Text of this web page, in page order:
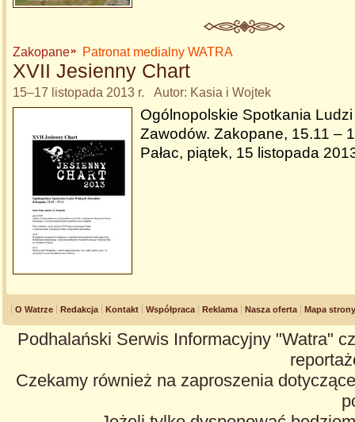
Zakopane Patronat medialny WATRA
XVII Jesienny Chart
15–17 listopada 2013 r. Autor: Kasia i Wojtek
Ogólnopolskie Spotkania
Zawodów. Zakopane, 15.11 –
Pałac, piątek, 15 listopada
O Watrze Redakcja Kontakt Współpraca Reklama Nasza oferta Mapa strony
Podhalański Serwis Informacyjny "Watra"
Czekamy również na zaproszenia